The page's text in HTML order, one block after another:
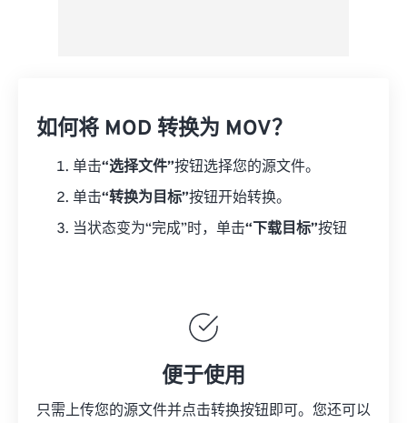
如何将 MOD 转换为 MOV？
单击“选择文件”按钮选择您的源文件。
单击“转换为目标”按钮开始转换。
当状态变为“完成”时，单击“下载目标”按钮
便于使用
只需上传您的源文件并点击转换按钮即可。您还可以